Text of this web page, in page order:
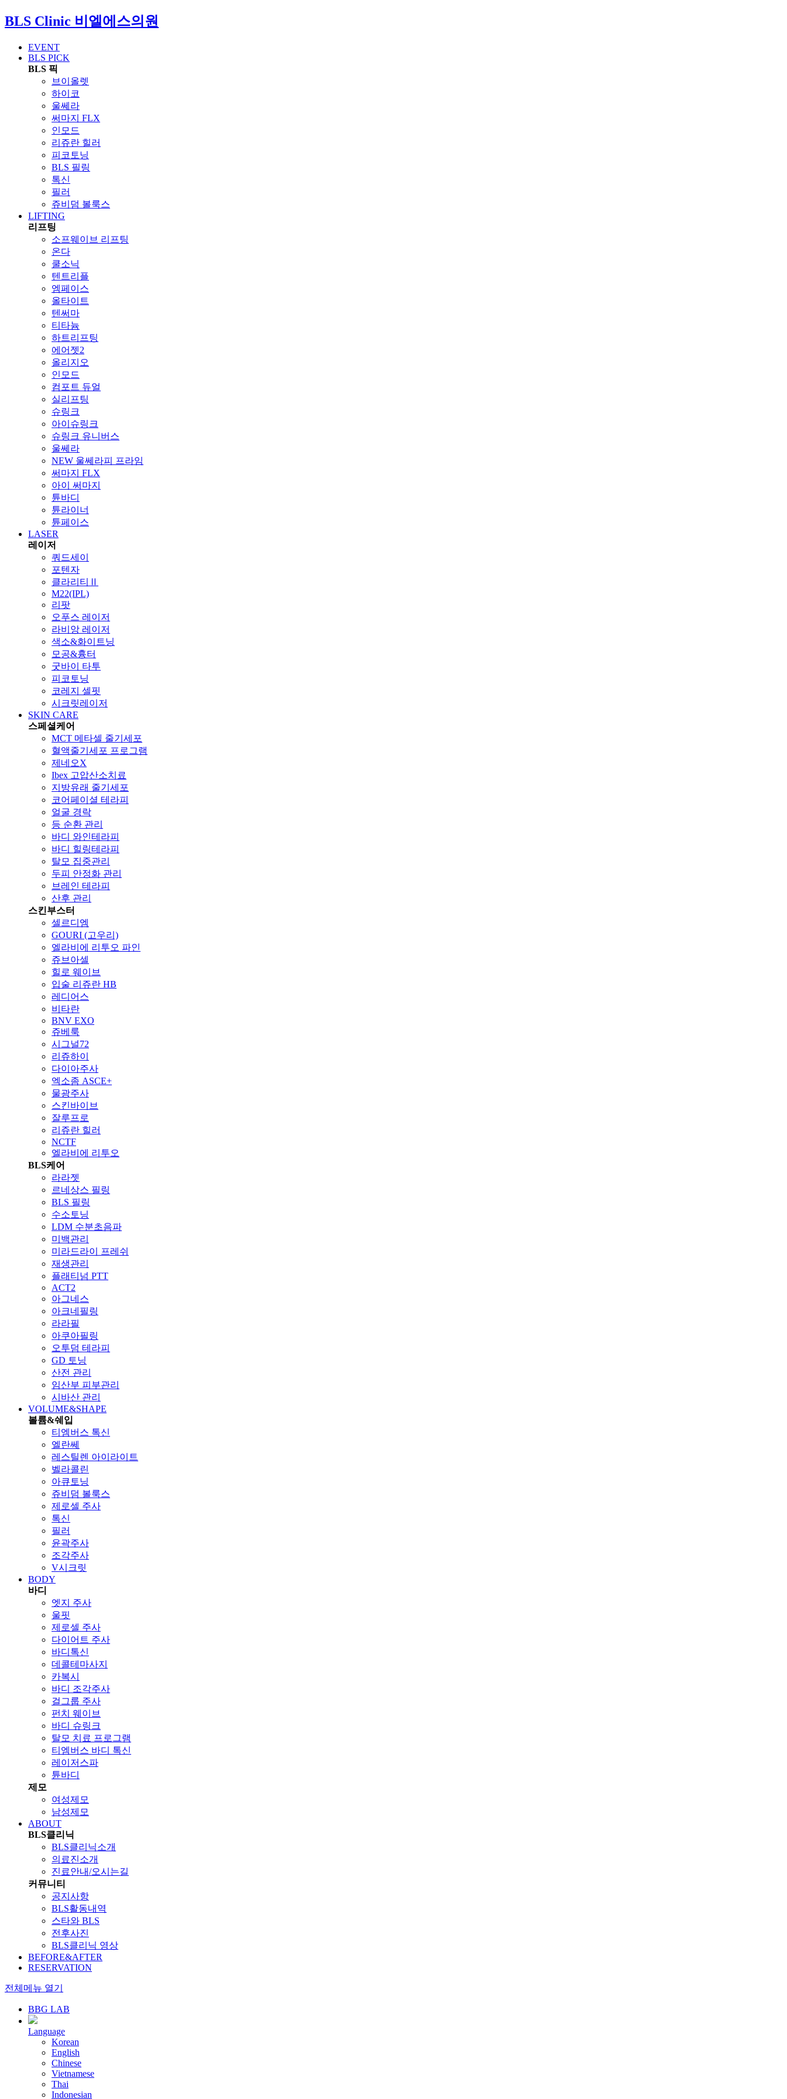
BLS Clinic 비엘에스의원
EVENT
BLS PICK
BLS 픽
브이올렛
하이코
울쎄라
써마지 FLX
인모드
리쥬란 힐러
피코토닝
BLS 필링
톡신
필러
쥬비덤 볼룩스
LIFTING
리프팅
소프웨이브 리프팅
온다
쿨소닉
텐트리플
엠페이스
올타이트
텐써마
티타늄
하트리프팅
에어젯2
올리지오
인모드
컴포트 듀얼
실리프팅
슈링크
아이슈링크
슈링크 유니버스
울쎄라
NEW 울쎄라피 프라임
써마지 FLX
아이 써마지
튠바디
튠라이너
튠페이스
LASER
레이저
쿼드세이
포텐자
클라리티Ⅱ
M22(IPL)
리팟
오푸스 레이저
라비앙 레이저
색소&화이트닝
모공&흉터
굿바이 타투
피코토닝
코레지 셀핏
시크릿레이저
SKIN CARE
스페셜케어
MCT 메타셀 줄기세포
혈액줄기세포 프로그램
제네오X
Ibex 고압산소치료
지방유래 줄기세포
코어페이셜 테라피
얼굴 경락
등 순환 관리
바디 와인테라피
바디 힐링테라피
탈모 집중관리
두피 안정화 관리
브레인 테라피
산후 관리
스킨부스터
셀르디엠
GOURI (고우리)
엘라비에 리투오 파인
쥬브아셀
힐로 웨이브
입술 리쥬란 HB
레디어스
비타란
BNV EXO
쥬베룩
시그널72
리쥬하이
다이아주사
엑소좀 ASCE+
물광주사
스킨바이브
잘루프로
리쥬란 힐러
NCTF
엘라비에 리투오
BLS케어
라라젯
르네상스 필링
BLS 필링
수소토닝
LDM 수분초음파
미백관리
미라드라이 프레쉬
재생관리
플래티넘 PTT
ACT2
아그네스
아크네필링
라라필
아쿠아필링
오투덤 테라피
GD 토닝
산전 관리
임산부 피부관리
시바산 관리
VOLUME&SHAPE
볼륨&쉐입
티엠버스 톡신
엘란쎄
레스틸렌 아이라이트
벨라콜린
아큐토닝
쥬비덤 볼룩스
제로셀 주사
톡신
필러
윤곽주사
조각주사
V시크릿
BODY
바디
엣지 주사
울핏
제로셀 주사
다이어트 주사
바디톡신
데콜테마사지
카복시
바디 조각주사
걸그룹 주사
펀치 웨이브
바디 슈링크
탈모 치료 프로그램
티엠버스 바디 톡신
레이저스파
튠바디
제모
여성제모
남성제모
ABOUT
BLS클리닉
BLS클리닉소개
의료진소개
진료안내/오시는길
커뮤니티
공지사항
BLS활동내역
스타와 BLS
전후사진
BLS클리닉 영상
BEFORE&AFTER
RESERVATION
전체메뉴 열기
BBG LAB
Language
Korean
English
Chinese
Vietnamese
Thai
Indonesian